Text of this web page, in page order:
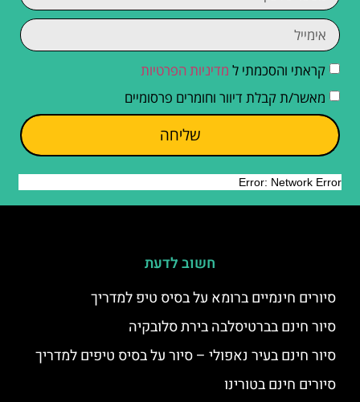
קראתי והסכמתי ל מדיניות הפרטיות
מאשר/ת קבלת דיוור וחומרים פרסומיים
שליחה
חשוב לדעת
סיורים חינמיים ברומא על בסיס טיפ למדריך
סיור חינם בברטיסלבה בירת סלובקיה
סיור חינם בעיר נאפולי – סיור על בסיס טיפים למדריך
סיורים חינם בטורינו